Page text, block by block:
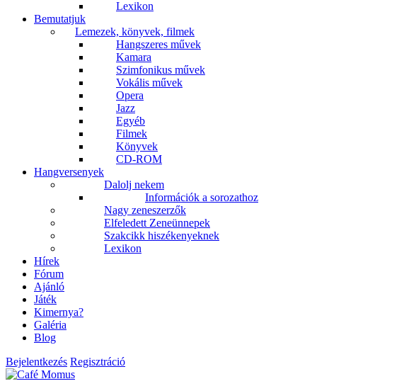
Lexikon
Bemutatjuk
Lemezek, könyvek, filmek
Hangszeres művek
Kamara
Szimfonikus művek
Vokális művek
Opera
Jazz
Egyéb
Filmek
Könyvek
CD-ROM
Hangversenyek
Dalolj nekem
Információk a sorozathoz
Nagy zeneszerzők
Elfeledett Zeneünnepek
Szakcikk hiszékenyeknek
Lexikon
Hírek
Fórum
Ajánló
Játék
Kimernya?
Galéria
Blog
Bejelentkezés Regisztráció